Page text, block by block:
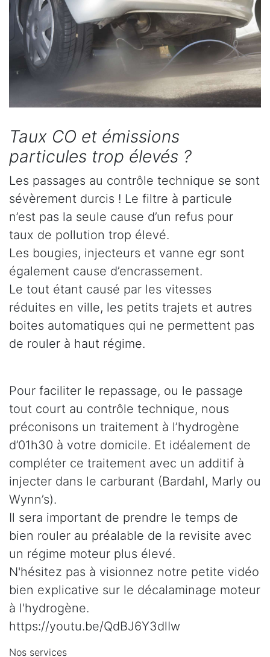
Taux CO et émissions
particules trop élevés ?
Les passages au contrôle technique se sont
sévèrement durcis ! Le filtre à particule
n’est pas la seule cause d’un refus pour
taux de pollution trop élevé.
Les bougies, injecteurs et vanne egr sont
également cause d’encrassement.
Le tout étant causé par les vitesses
réduites en ville, les petits trajets et autres
boites automatiques qui ne permettent pas
de rouler à haut régime.
Pour faciliter le repassage, ou le passage
tout court au contrôle technique, nous
préconisons un traitement à l’hydrogène
d’01h30 à votre domicile. Et idéalement de
compléter ce traitement avec un additif à
injecter dans le carburant (Bardahl, Marly ou
Wynn’s).
Il sera important de prendre le temps de
bien rouler au préalable de la revisite avec
un régime moteur plus élevé.
N'hésitez pas à visionnez notre petite vidéo
bien explicative sur le décalaminage moteur
à l'hydrogène.
https://youtu.be/QdBJ6Y3dlIw
Nos services